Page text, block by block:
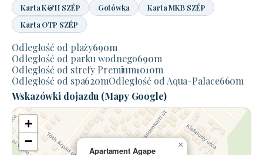
Karta K&H SZÉP Gotówka
Karta MKB SZÉP
Karta OTP SZÉP
Odległość od plaży690m
Odległość od parku wodnego690m
Odległość od strefy Premium1010m
Odległość od spa620mOdległość od Aqua-Palace660m
Wskazówki dojazdu (Mapy Google)
Apartament Agape
×
+
−